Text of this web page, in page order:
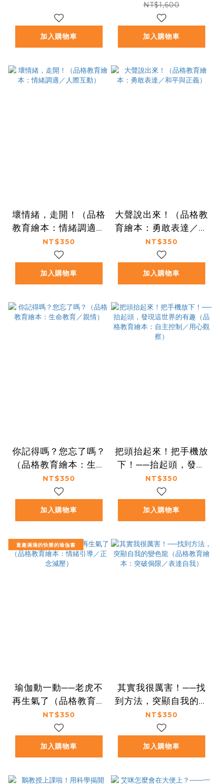
加入購物車
NT$1,600
加入購物車
壞情緒，走開！（品格
教育繪本：情緒調適／
人際互動）
NT$350
加入購物車
大聲說出來！（品格教
育繪本：勇敢表達／和
平與正義）
NT$350
加入購物車
你記得嗎？您忘了嗎？
（品格教育繪本：生命
教育／親情）
NT$350
加入購物車
把頭抬起來！把手機放
下！──抬起頭，發現
這世界的有趣（品格教
育繪本：自主控制／用
心觀察）
NT$350
加入購物車
童趣滿滿的快樂的瑜伽書
瑜伽動一動──老虎不
再生氣了（品格教育繪
本：情緒引導／正念減
壓）
NT$350
加入購物車
其實我很厲害！──找
到方法，突顯自我的變
色龍（品格教育繪本：
突破侷限／表達自我）
NT$350
加入購物車